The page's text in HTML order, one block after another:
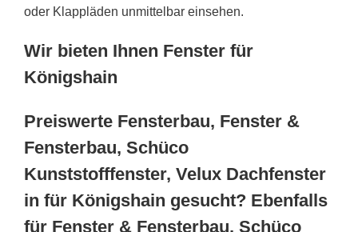
oder Klappläden unmittelbar einsehen.
Wir bieten Ihnen Fenster für
Königshain
Preiswerte Fensterbau, Fenster &
Fensterbau, Schüco
Kunststofffenster, Velux Dachfenster
in für Königshain gesucht? Ebenfalls
für Fenster & Fensterbau, Schüco